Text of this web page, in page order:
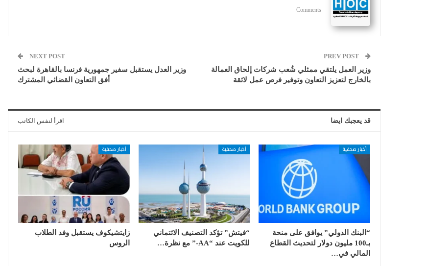
Comments
وزير العمل يلتقي ممثلي شُعب شركات إلحاق العمالة
بالخارج لتعزيز التعاون وتوفير فرص عمل لائقة
NEXT POST
وزير العدل يستقبل سفير جمهورية فرنسا بالقاهرة لبحث
أفق التعاون القضائي المشترك
قد يعجبك ايضا اقرأ لنفس الكاتب
أخبار صحفية
“البنك الدولي” يوافق على منحة
بـ100 مليون دولار لتحديث القطاع
المالي في…
أخبار صحفية
“فيتش” تؤكد التصنيف الائتماني
للكويت عند “AA-” مع نظرة…
أخبار صحفية
زايتشيكوف يستقبل وفد الطلاب
الروس